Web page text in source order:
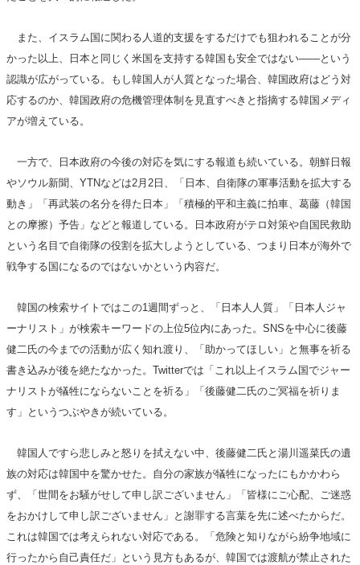
また、イスラム国に関わる人道的支援をするだけでも狙われることが分
かった以上、日本と同じく米国を支持する韓国も安全ではない――という
認識が広がっている。もし韓国人が人質となった場合、韓国政府はどう対
応するのか、韓国政府の危機管理体制を見直すべきと指摘する韓国メディ
アが増えている。
一方で、日本政府の今後の対応を気にする報道も続いている。朝鮮日報
やソウル新聞、YTNなどは2月2日、「日本、自衛隊の軍事活動を拡大する
動き」「再武装の名分を得た日本」「積極的平和主義に拍車、葛藤（韓国
との摩擦）予告」などと報道している。日本政府がテロ対策や自国民救助
という名目で自衛隊の役割を拡大しようとしている、つまり日本が海外で
戦争する国になるのではないかという内容だ。
韓国の検索サイトではこの1週間ずっと、「日本人人質」「日本人ジャ
ーナリスト」が検索キーワードの上位5位内にあった。SNSを中心に後藤
健二氏の今までの活動が広く知れ渡り、「助かってほしい」と無事を祈る
書き込みが後を絶たなかった。Twitterでは「これ以上イスラム国でジャー
ナリストが犠牲にならないことを祈る」「後藤健二氏のご冥福を祈りま
す」というつぶやきが続いている。
韓国人ですら悲しみと怒りを拭えない中、後藤健二氏と湯川遥菜氏の遺
族の対応は韓国中を驚かせた。自分の家族が犠牲になったにもかかわら
ず、「世間をお騒がせして申し訳ございません」「皆様にご心配、ご迷惑
をおかけして申し訳ございません」と謝罪する言葉を先に述べたからだ。
これは韓国では考えられない対応である。「危険と知りながら紛争地域に
行ったから自己責任だ」という見方もあるが、韓国では渡航が禁止された